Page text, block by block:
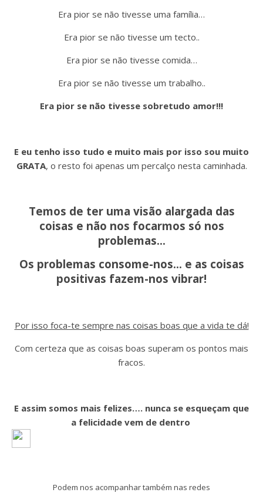
Era pior se não tivesse uma família…
Era pior se não tivesse um tecto..
Era pior se não tivesse comida…
Era pior se não tivesse um trabalho..
Era pior se não tivesse sobretudo amor!!!
E eu tenho isso tudo e muito mais por isso sou muito
GRATA, o resto foi apenas um percalço nesta caminhada.
Temos de ter uma visão alargada das
coisas e não nos focarmos só nos
problemas…
Os problemas consome-nos… e as coisas
positivas fazem-nos vibrar!
Por isso foca-te sempre nas coisas boas que a vida te dá!
Com certeza que as coisas boas superam os pontos mais
fracos.
E assim somos mais felizes…. nunca se esqueçam que
a felicidade vem de dentro
Podem nos acompanhar também nas redes